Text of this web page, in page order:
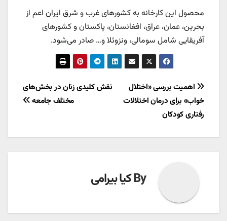
محصول این کارخانه به کشورهای غرب و شرق ایران اعم از
بحرین، عمان، عراق، افغانستان، پاکستان و کشورهای
آفریقایی شامل سومالی، ونزوئلا و… صادر می‌شود.
راهبری
نوشته
نقش کلیدی زنان در بخش‌های
مختلف جامعه
اهمیت بررسی «اختلال
خواب» برای درمان اختلالات
رفتاری کودکان
Byکیا بیرامی